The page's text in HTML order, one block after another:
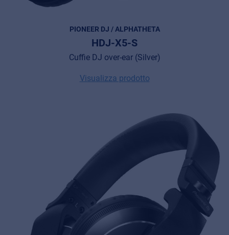
PIONEER DJ / ALPHATHETA
HDJ-X5-S
Cuffie DJ over-ear (Silver)
Visualizza prodotto